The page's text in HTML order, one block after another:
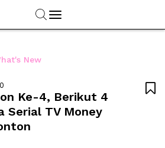
New
Ke-4, Berikut 4
Serial TV Money
